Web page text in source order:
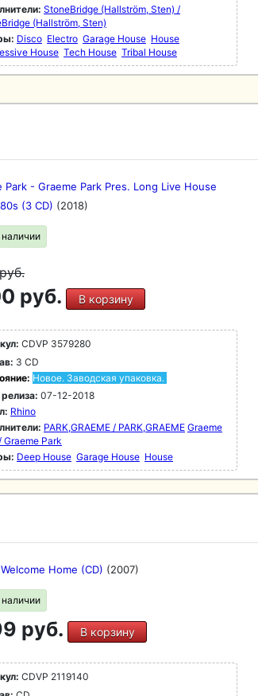
StoneBridge (Hallström, Sten) /
(Hallström, Sten)
Disco Electro Garage House House
House Tech House Tribal House
Park - Graeme Park Pres. Long Live House
(3 CD) (2018)
наличии
руб.
руб. В корзину
CDVP 3579280
3 CD
Новое. Заводская упаковка.
07-12-2018
Rhino
PARK,GRAEME / PARK,GRAEME Graeme
Graeme Park
Deep House Garage House House
Home (CD) (2007)
наличии
руб. В корзину
CDVP 2119140